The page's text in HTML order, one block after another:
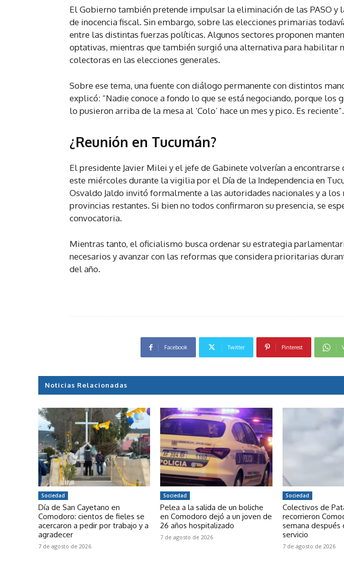
El Gobierno también pretende impulsar la eliminación de las PASO
de inocencia fiscal. Sin embargo, sobre las elecciones primarias
entre las distintas fuerzas políticas. Algunos sectores proponen
optativas, mientras que también surgió una alternativa para habilitar
colectoras en las elecciones generales.
Sobre ese tema, una fuente con diálogo permanente con distintos
explicó: “Nadie conoce a fondo lo que se está negociando, porque los
lo pusieron arriba de la mesa al ‘Colo’ hace un mes y pico. Es reciente”.
¿Reunión en Tucumán?
El presidente Javier Milei y el jefe de Gabinete volverían a
este miércoles durante la vigilia por el Día de la Independencia en
Osvaldo Jaldo invitó formalmente a las autoridades nacionales y a los
provincias restantes. Si bien no todos confirmaron su presencia, se
convocatoria.
Mientras tanto, el oficialismo busca ordenar su estrategia
necesarios y avanzar con las reformas que considera prioritarias
del año.
Facebook Twitter Pinterest
Noticias Relacionadas
Sociedad
Día de San Cayetano en
Comodoro: cientos de fieles se
acercaron a pedir por trabajo y a
agradecer
7 de agosto de 2026
Sociedad
Pelea a la salida de un boliche
en Comodoro dejó a un joven de
26 años hospitalizado
7 de agosto de 2026
Sociedad
Colectivos de
recorrieron
semana después
servicio
7 de agosto de 2026